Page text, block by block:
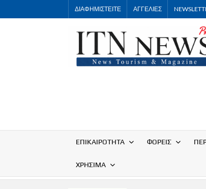
to
ΔΙΑΦΗΜΙΣΤΕΙΤΕ ΑΓΓΕΛΙΕΣ
ΕΠΙΚΑΙΡΟΤΗΤΑ ΦΟΡΕΙΣ
ΧΡΗΣΙΜΑ